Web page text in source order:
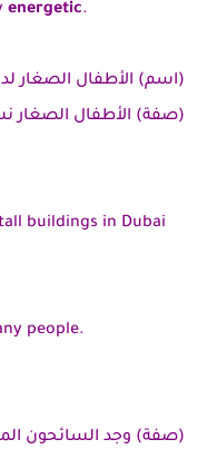
energetic.
(اسم) الأطفال الصغار
(صفة) الأطفال الصغار
buildings in Dubai
people.
(صفة) وجد السائحون